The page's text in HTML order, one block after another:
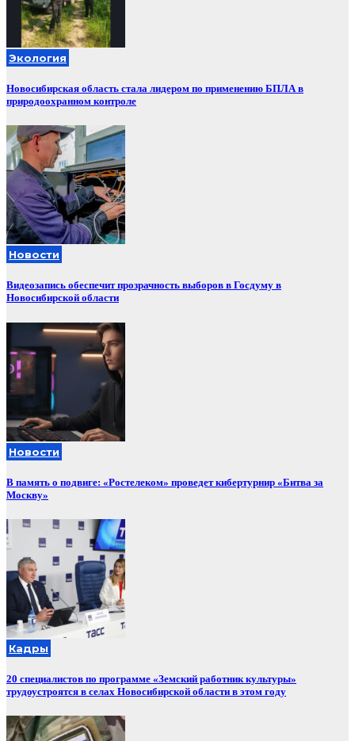
Экология
Новосибирская область стала лидером по применению БПЛА в
природоохранном контроле
Новости
Видеозапись обеспечит прозрачность выборов в Госдуму в
Новосибирской области
Новости
В память о подвиге: «Ростелеком» проведет кибертурнир «Битва за
Москву»
Кадры
20 специалистов по программе «Земский работник культуры»
трудоустроятся в селах Новосибирской области в этом году